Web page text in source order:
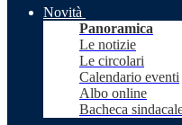
Novità
Panoramica
Le notizie
Le circolari
Calendario eventi
Albo online
Bacheca